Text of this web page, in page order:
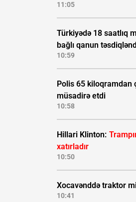
11:05
Türkiyədə 18 saatlıq
bağlı qanun
10:59
Polis 65 kiloqramdan
müsadirə etdi
10:58
Hillari Klinton:
xatırladır
10:50
Xocavənddə traktor
10:41